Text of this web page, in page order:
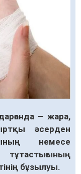
– жара,
әсерден
немесе
бұзылуы.